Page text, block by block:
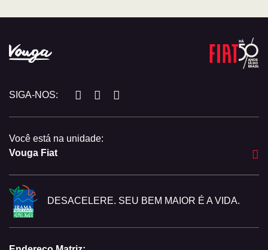
SIGA-NOS:
Você está na unidade:
Vouga Fiat
DESACELERE. SEU BEM MAIOR É A VIDA.